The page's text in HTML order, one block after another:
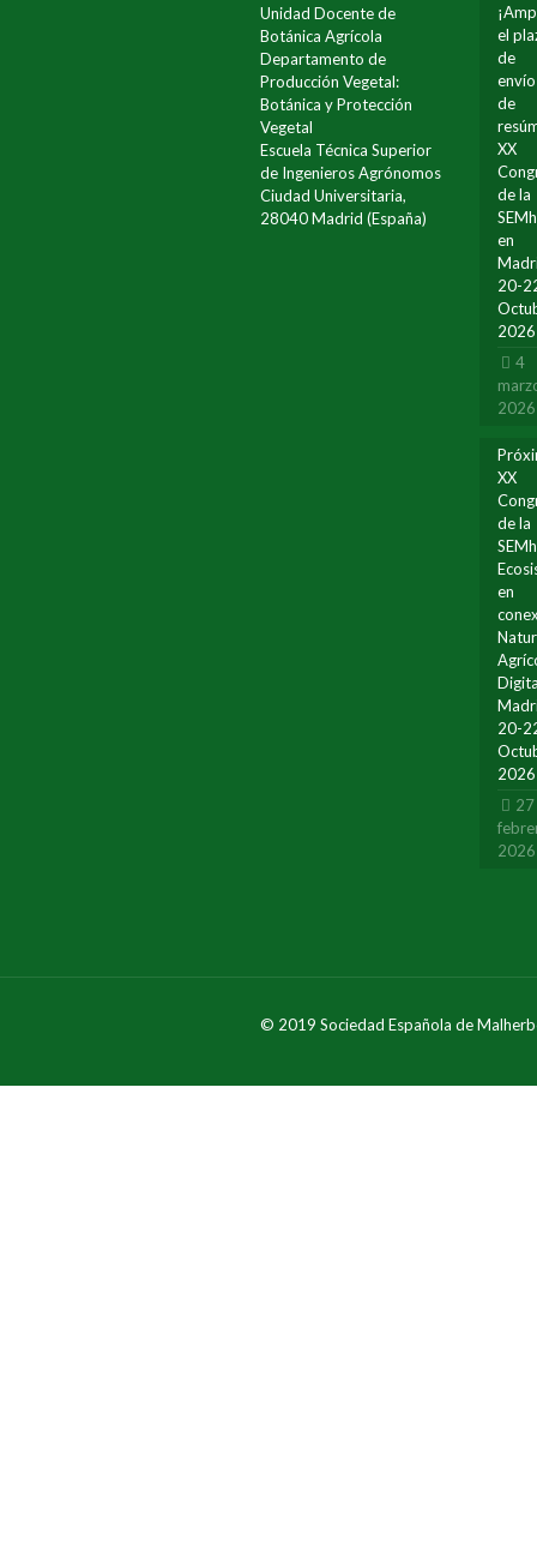
Unidad Docente de
Botánica Agrícola
Departamento de
Producción Vegetal:
Botánica y Protección
Vegetal
Escuela Técnica Superior
de Ingenieros Agrónomos
Ciudad Universitaria,
28040 Madrid (España)
el
de
envío
de
XX
de la
SEMh
en
20-
2026
4
2026
XX
de la
en
20-
2026
27
2026
© 2019 Sociedad Española de